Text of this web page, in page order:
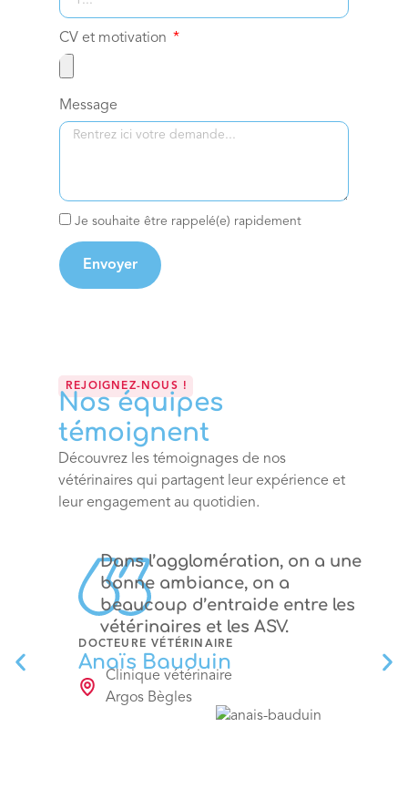
CV et motivation
Message
Je souhaite être rappelé(e) rapidement
Envoyer
REJOIGNEZ-NOUS !
Nos équipes
témoignent
Découvrez les témoignages de nos
vétérinaires qui partagent leur expérience et
leur engagement au quotidien.
Dans l’agglomération, on a une
bonne ambiance, on a
beaucoup d’entraide entre les
vétérinaires et les ASV.
DOCTEURE VÉTÉRINAIRE
Anaïs Bauduin
Clinique vétérinaire
Argos Bègles